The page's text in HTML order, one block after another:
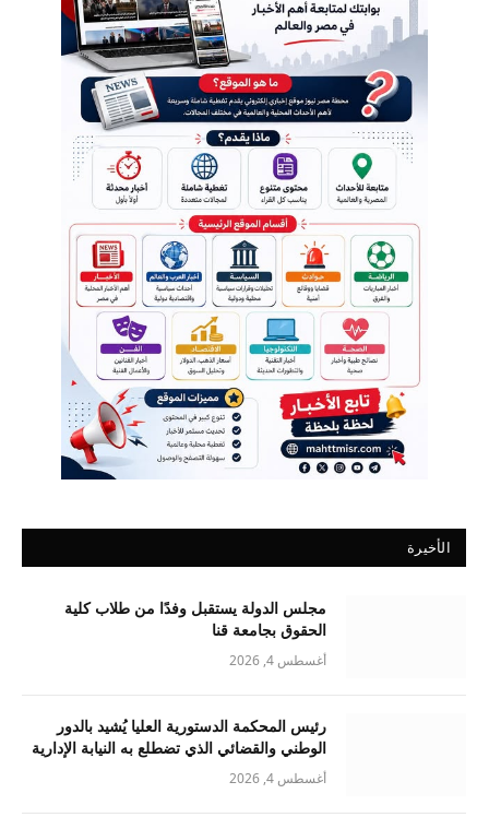
الأخيرة
مجلس الدولة يستقبل وفدًا من طلاب كلية
الحقوق بجامعة قنا
أغسطس 4, 2026
رئيس المحكمة الدستورية العليا يُشيد بالدور
الوطني والقضائي الذي تضطلع به النيابة الإدارية
أغسطس 4, 2026